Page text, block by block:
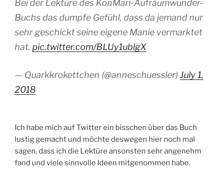
Bei der Lektüre des KonMari-Aufräumwunder-
Buchs das dumpfe Gefühl, dass da jemand nur
sehr geschickt seine eigene Manie vermarktet
hat. pic.twitter.com/BLUy1ublgX
— Quarkkrokettchen (@anneschuessler) July 1,
2018
Ich habe mich auf Twitter ein bisschen über das Buch
lustig gemacht und möchte deswegen hier noch mal
sagen, dass ich die Lektüre ansonsten sehr angenehm
fand und viele sinnvolle Ideen mitgenommen habe.